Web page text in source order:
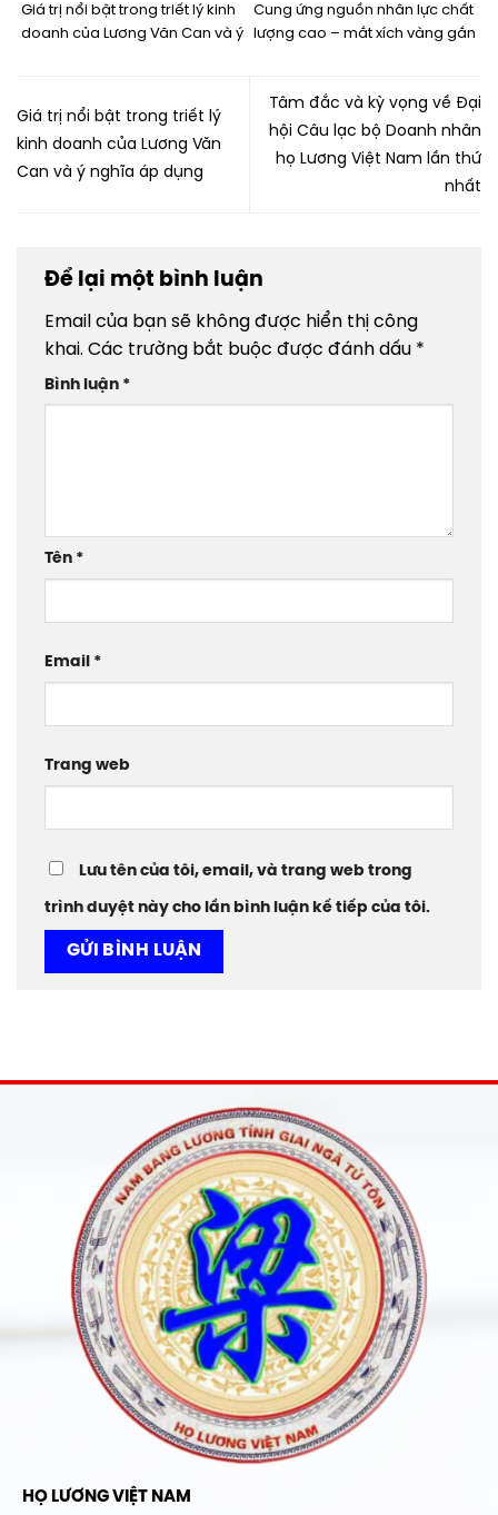
Giá trị nổi bật trong triết lý kinh
doanh của Lương Văn Can và ý
Cung ứng nguồn nhân lực chất
lượng cao – mắt xích vàng gắn
Giá trị nổi bật trong triết lý
kinh doanh của Lương Văn
Can và ý nghĩa áp dụng
Tâm đắc và kỳ vọng về Đại
hội Câu lạc bộ Doanh nhân
họ Lương Việt Nam lần thứ
nhất
Để lại một bình luận
Email của bạn sẽ không được hiển thị công
khai. Các trường bắt buộc được đánh dấu *
Bình luận *
Tên *
Email *
Trang web
Lưu tên của tôi, email, và trang web trong
trình duyệt này cho lần bình luận kế tiếp của tôi.
HỌ LƯƠNG VIỆT NAM